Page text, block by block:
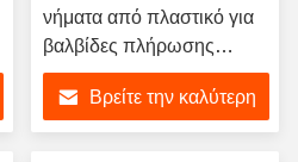
νήματα από πλαστικό για
βαλβίδες πλήρωσης
τουαλέτας κάτω από
τρύπες διπλής
αποχέτευσης
Βρείτε την καλύτερη